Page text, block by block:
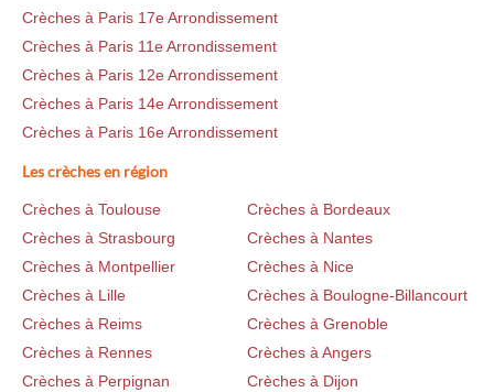
Crèches à Paris 17e Arrondissement
Crèches à Paris 11e Arrondissement
Crèches à Paris 12e Arrondissement
Crèches à Paris 14e Arrondissement
Crèches à Paris 16e Arrondissement
Les crèches en région
Crèches à Toulouse
Crèches à Bordeaux
Crèches à Strasbourg
Crèches à Nantes
Crèches à Montpellier
Crèches à Nice
Crèches à Lille
Crèches à Boulogne-Billancourt
Crèches à Reims
Crèches à Grenoble
Crèches à Rennes
Crèches à Angers
Crèches à Perpignan
Crèches à Dijon